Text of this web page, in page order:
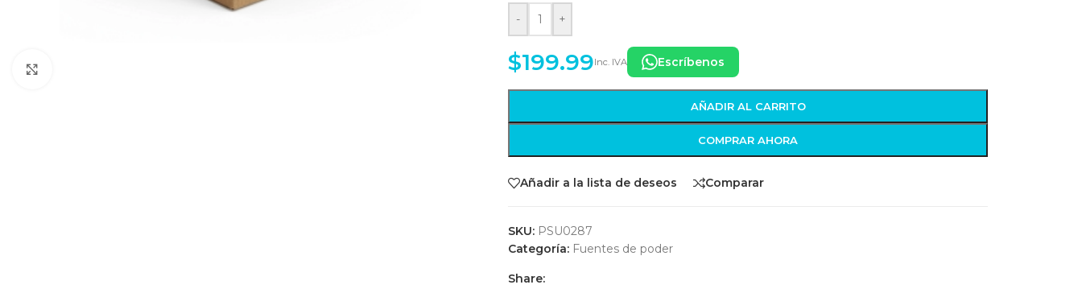
- +
$199.99Inc. IVA Escríbenos
AÑADIR AL CARRITO
COMPRAR AHORA
Añadir a la lista de deseos Comparar
SKU: PSU0287
Categoría: Fuentes de poder
Share: